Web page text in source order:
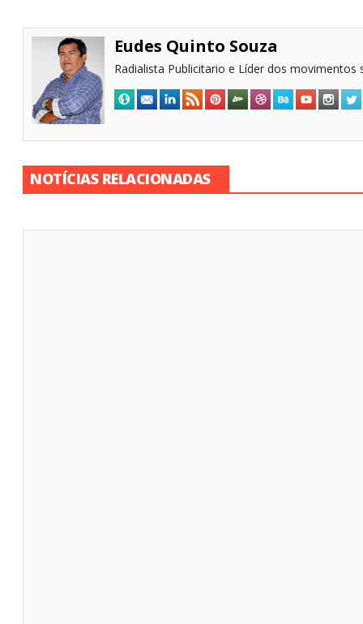
Eudes Quinto Souza
Radialista Publicitario e Líder dos movimentos
NOTÍCIAS RELACIONADAS